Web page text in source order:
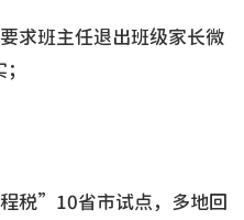
求班主任退出班级家长微
税”10省市试点，多地回